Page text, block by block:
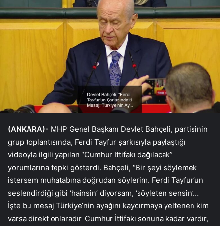
(ANKARA)- MHP Genel Başkanı Devlet Bahçeli, partisinin
grup toplantısında, Ferdi Tayfur şarkısıyla paylaştığı
videoyla ilgili yapılan “Cumhur İttifakı dağılacak”
yorumlarına tepki gösterdi. Bahçeli, “Bir şeyi söylemek
istersem muhatabına doğrudan söylerim. Ferdi Tayfur’un
seslendirdiği gibi ‘hainsin’ diyorsam, ‘söyleten sensin’…
İşte bu mesaj Türkiye’nin ayağını kaydırmaya yeltenen kim
varsa direkt onlaradır. Cumhur İttifakı sonuna kadar vardır,